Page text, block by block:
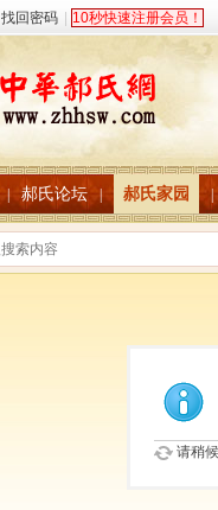
找回密码 10秒快速注册会员！
| 郝氏论坛 | 郝氏家园
请稍